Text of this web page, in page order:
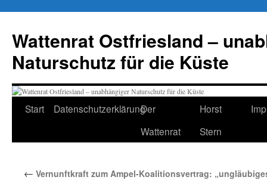
springen
Wattenrat Ostfriesland –
Naturschutz für die Küste
Start DatenschutzerklärungDer
Wattenrat
Horst
Stern
← Vernunftkraft zum Ampel-Koalitionsvertrag: